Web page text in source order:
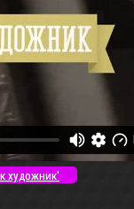
художник'